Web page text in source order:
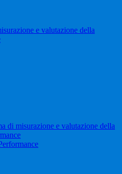
e valutazione della
di misurazione e valutazione della